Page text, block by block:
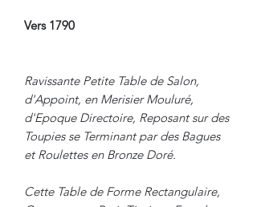
Vers 1790
Ravissante Petite Table de Salon,
d'Appoint, en Merisier Mouluré,
d'Epoque Directoire, Reposant sur des
Toupies se Terminant par des Bagues
et Roulettes en Bronze Doré.
Cette Table de Forme Rectangulaire,